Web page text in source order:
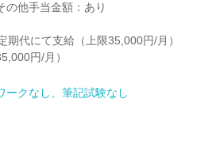
の他手当金額：あり
期代にて支給（上限35,000円/月）
円/月）
ークなし、筆記試験なし